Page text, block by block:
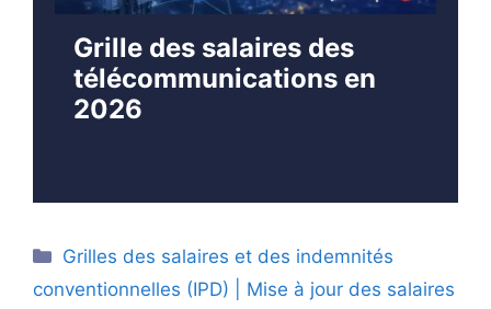
Grille des salaires des
télécommunications en
2026
Catégories
Grilles des salaires et des indemnités
conventionnelles (IPD) | Mise à jour des salaires